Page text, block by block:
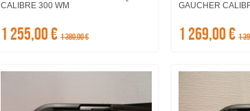
CALIBRE 300 WM
1 255,00 € 1 380,00 €
GAUCHER
1 269,00 €1